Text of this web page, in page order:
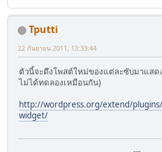
Tputti
22 กันยายน 2011, 13:33:44
ตัวนี้จะดึงโพสต์ใหม่ของแต่ละซับมาแสด
ไม่ได้ทดลองเหมือนกัน)
http://wordpress.org/extend/
widget/